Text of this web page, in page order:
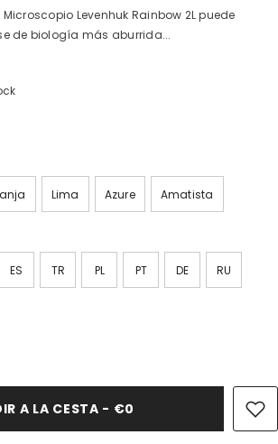
Levenhuk Rainbow 2L puede
de biología más aburrida...
Lima Azure Amatista
ES TR PL PT DE RU
A LA CESTA - €0